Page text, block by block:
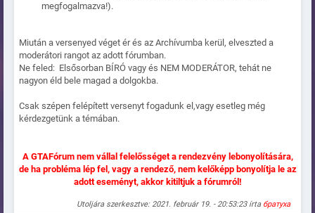
megfogalmazva!).
Miután a versenyed véget ér és az Archívumba kerül, elveszted a
moderátori rangot az adott fórumban.
Ne feled: Elsősorban BÍRÓ vagy és NEM MODERÁTOR, tehát ne
nagyon éld bele magad a dolgokba.
Csak szépen felépített versenyt fogadunk el,vagy esetleg még
kérdezgetünk a témában.
A GTAFórum nem vállal felelősséget a rendezvény lebonyolítására,
de ha probléma lép fel, vagy a rendező, nem kelőképp bonyolítja le az
adott eseményt, akkor kitiltjuk a fórumról!
Utoljára szerkesztve: 2021. február 19. - 20:53:23 írta братуха